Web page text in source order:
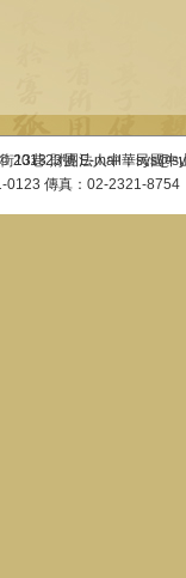
13巷23號 E-mail：
0123 傳真：02-2321-8754
2013 財團法人中華民國中